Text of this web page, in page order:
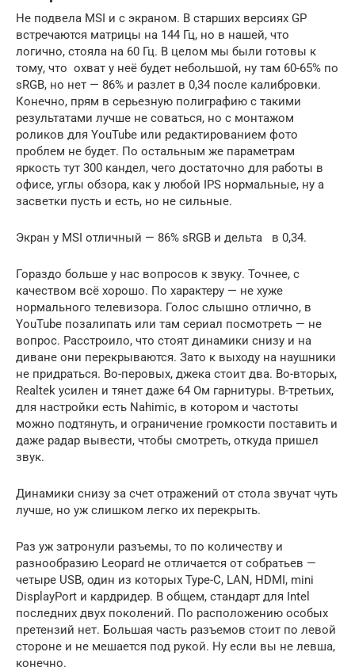
Не подвела MSI и с экраном. В старших версиях GP
встречаются матрицы на 144 Гц, но в нашей, что
логично, стояла на 60 Гц. В целом мы были готовы к
тому, что охват у неё будет небольшой, ну там 60-65% по
sRGB, но нет — 86% и разлет в 0,34 после калибровки.
Конечно, прям в серьезную полиграфию с такими
результатами лучше не соваться, но с монтажом
роликов для YouTube или редактированием фото
проблем не будет. По остальным же параметрам
яркость тут 300 кандел, чего достаточно для работы в
офисе, углы обзора, как у любой IPS нормальные, ну а
засветки пусть и есть, но не сильные.
Экран у MSI отличный — 86% sRGB и дельта в 0,34.
Гораздо больше у нас вопросов к звуку. Точнее, с
качеством всё хорошо. По характеру — не хуже
нормального телевизора. Голос слышно отлично, в
YouTube позалипать или там сериал посмотреть — не
вопрос. Расстроило, что стоят динамики снизу и на
диване они перекрываются. Зато к выходу на наушники
не придраться. Во-перовых, джека стоит два. Во-вторых,
Realtek усилен и тянет даже 64 Ом гарнитуры. В-третьих,
для настройки есть Nahimic, в котором и частоты
можно подтянуть, и ограничение громкости поставить и
даже радар вывести, чтобы смотреть, откуда пришел
звук.
Динамики снизу за счет отражений от стола звучат чуть
лучше, но уж слишком легко их перекрыть.
Раз уж затронули разъемы, то по количеству и
разнообразию Leopard не отличается от собратьев —
четыре USB, один из которых Type-C, LAN, HDMI, mini
DisplayPort и кардридер. В общем, стандарт для Intel
последних двух поколений. По расположению особых
претензий нет. Большая часть разъемов стоит по левой
стороне и не мешается под рукой. Ну если вы не левша,
конечно.